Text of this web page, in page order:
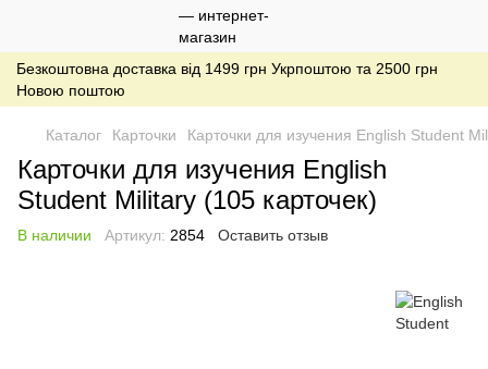
Безкоштовна доставка від 1499 грн Укрпоштою та 2500 грн
Новою поштою
Каталог Карточки Карточки для изучения English Student
Карточки для изучения English
Student Military (105 карточек)
В наличии Артикул: 2854 Оставить отзыв